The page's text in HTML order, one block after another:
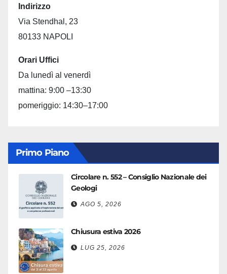
Indirizzo
Via Stendhal, 23
80133 NAPOLI
Orari Uffici
Da lunedì al venerdì
mattina: 9:00 –13:30
pomeriggio: 14:30–17:00
Primo Piano
Circolare n. 552 – Consiglio Nazionale dei
Geologi
AGO 5, 2026
Chiusura estiva 2026
LUG 25, 2026